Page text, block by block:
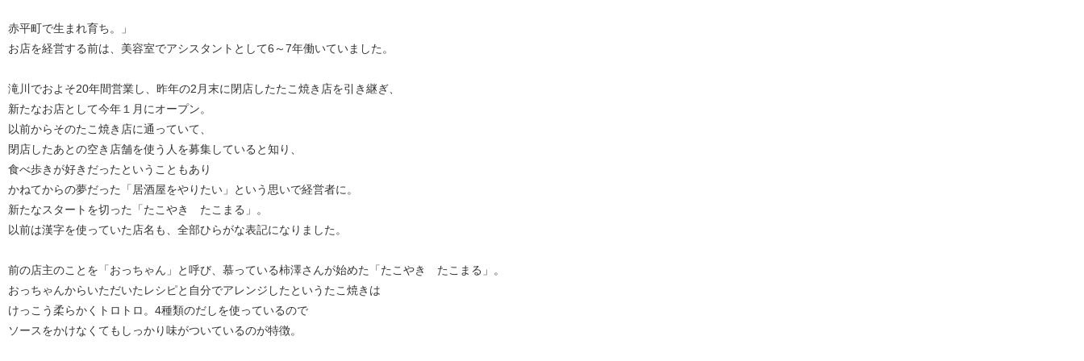
赤平町で生まれ育ち。」
お店を経営する前は、美容室でアシスタントとして6～7年働いていました。
滝川でおよそ20年間営業し、昨年の2月末に閉店したたこ焼き店を引き継ぎ、
新たなお店として今年１月にオープン。
以前からそのたこ焼き店に通っていて、
閉店したあとの空き店舗を使う人を募集していると知り、
食べ歩きが好きだったということもあり
かねてからの夢だった「居酒屋をやりたい」という思いで経営者に。
新たなスタートを切った「たこやき たこまる」。
以前は漢字を使っていた店名も、全部ひらがな表記になりました。
前の店主のことを「おっちゃん」と呼び、慕っている柿澤さんが始めた「たこやき たこまる」。
おっちゃんからいただいたレシピと自分でアレンジしたというたこ焼きは
けっこう柔らかくトロトロ。4種類のだしを使っているので
ソースをかけなくてもしっかり味がついているのが特徴。